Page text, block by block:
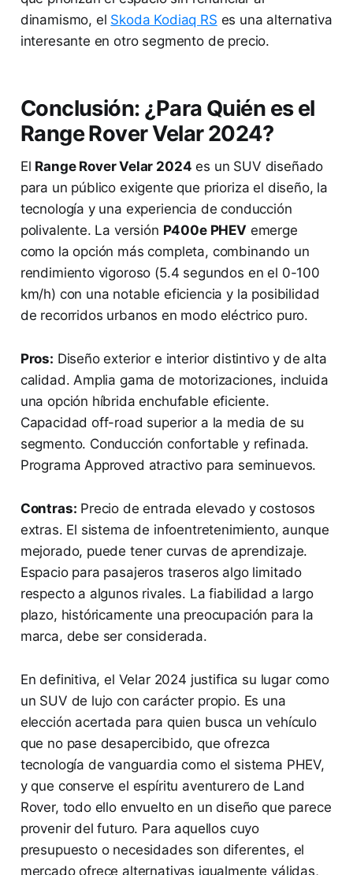
dinamismo, el Skoda Kodiaq RS es una alternativa
interesante en otro segmento de precio.
Conclusión: ¿Para Quién es el
Range Rover Velar 2024?
El Range Rover Velar 2024 es un SUV diseñado
para un público exigente que prioriza el diseño, la
tecnología y una experiencia de conducción
polivalente. La versión P400e PHEV emerge
como la opción más completa, combinando un
rendimiento vigoroso (5.4 segundos en el 0-100
km/h) con una notable eficiencia y la posibilidad
de recorridos urbanos en modo eléctrico puro.
Pros: Diseño exterior e interior distintivo y de alta
calidad. Amplia gama de motorizaciones, incluida
una opción híbrida enchufable eficiente.
Capacidad off-road superior a la media de su
segmento. Conducción confortable y refinada.
Programa Approved atractivo para seminuevos.
Contras: Precio de entrada elevado y costosos
extras. El sistema de infoentretenimiento, aunque
mejorado, puede tener curvas de aprendizaje.
Espacio para pasajeros traseros algo limitado
respecto a algunos rivales. La fiabilidad a largo
plazo, históricamente una preocupación para la
marca, debe ser considerada.
En definitiva, el Velar 2024 justifica su lugar como
un SUV de lujo con carácter propio. Es una
elección acertada para quien busca un vehículo
que no pase desapercibido, que ofrezca
tecnología de vanguardia como el sistema PHEV,
y que conserve el espíritu aventurero de Land
Rover, todo ello envuelto en un diseño que parece
provenir del futuro. Para aquellos cuyo
presupuesto o necesidades son diferentes, el
mercado ofrece alternativas igualmente válidas,